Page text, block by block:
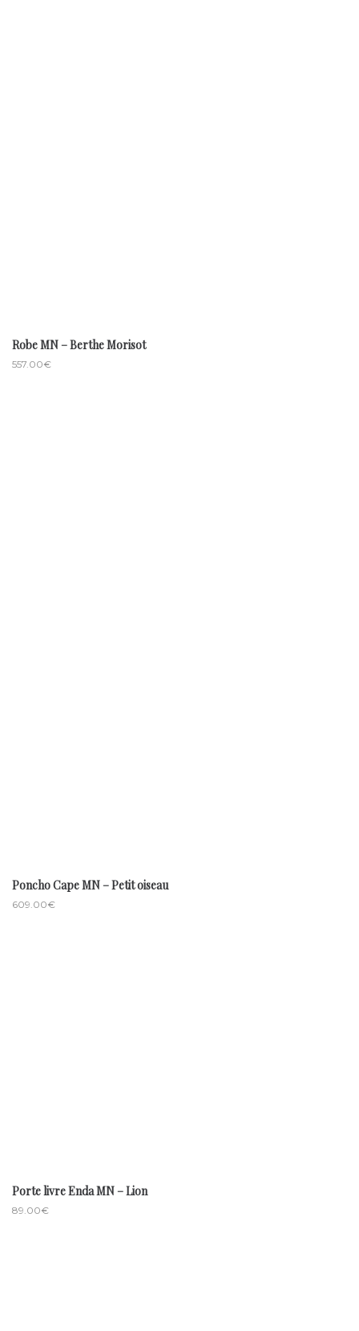
Robe MN – Berthe Morisot
557.00€
Poncho Cape MN – Petit oiseau
609.00€
Porte livre Enda MN – Lion
89.00€